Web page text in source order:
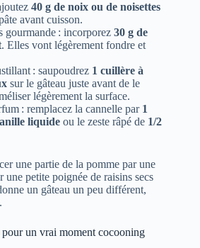
40 g de noix ou de noisettes
avant cuisson.
gourmande : incorporez 30 g de
. Elles vont légèrement fondre et
: saupoudrez 1 cuillère à
sur le gâteau juste avant de le
légèrement la surface.
: remplacez la cannelle par 1
liquide ou le zeste râpé de 1/2
une partie de la pomme par une
petite poignée de raisins secs
un gâteau un peu différent,
un vrai moment cocooning